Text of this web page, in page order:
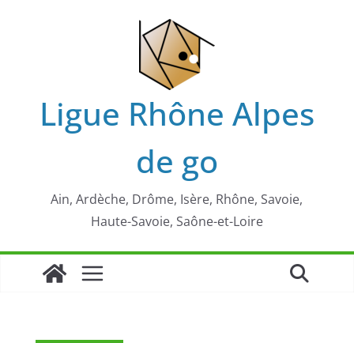
Ligue Rhône Alpes
de go
Ain, Ardèche, Drôme, Isère, Rhône, Savoie,
Haute-Savoie, Saône-et-Loire